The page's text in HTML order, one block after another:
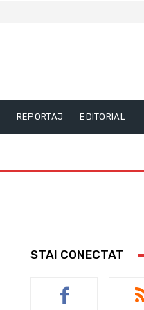
REPORTAJ EDITORIAL
STAI CONECTAT